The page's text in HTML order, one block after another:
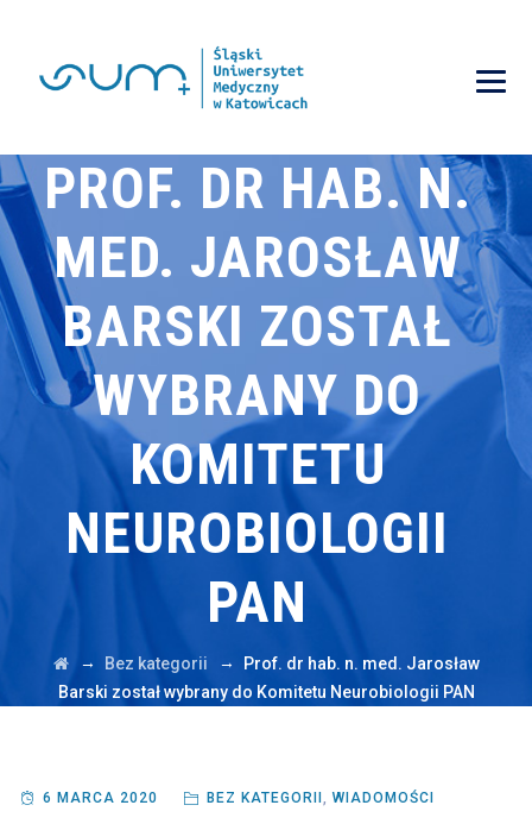
PROF. DR HAB. N.
MED. JAROSŁAW
BARSKI ZOSTAŁ
WYBRANY DO
KOMITETU
NEUROBIOLOGII
PAN
→ Bez kategorii →
Prof. dr hab. n. med. Jarosław
Barski został wybrany do Komitetu Neurobiologii PAN
6 MARCA 2020 BEZ KATEGORII , WIADOMOŚCI